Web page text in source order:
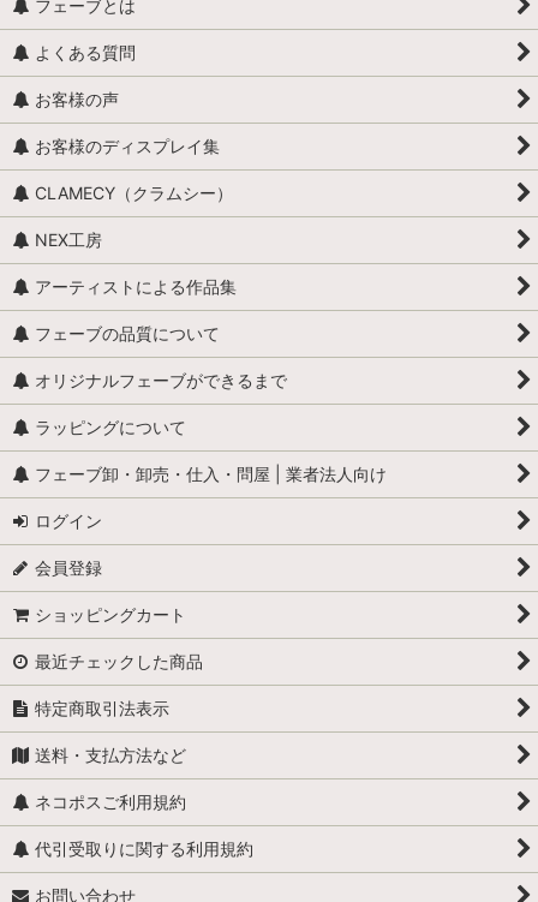
人形・人物全般
アンティークドール
映画・ヒーロー
王・貴族・英雄・歴史上の人物
おやすみなさい、こども達 / くまのヌーヌー
怪物
学校
学者・発明家・詩人
カリメロ
キティ
小人
くまのプーさん
少年ブールと愛犬ビル
職業・仕事
スーパーマン
フェーブとは
よくある質問
お客様の声
お客様のディスプレイ集
CLAMECY（クラムシー）
NEX工房
アーティストによる作品集
フェーブの品質について
オリジナルフェーブができるまで
ラッピングについて
フェーブ卸・卸売・仕入・問屋 | 業者法人向け
ログイン
会員登録
ショッピングカート
最近チェックした商品
特定商取引法表示
送料・支払方法など
ネコポスご利用規約
代引受取りに関する利用規約
お問い合わせ